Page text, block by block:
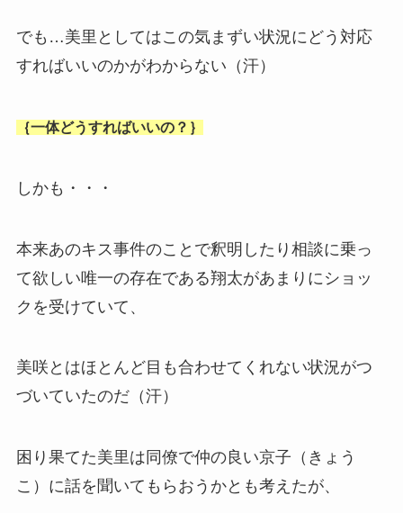
でも…美里としてはこの気まずい状況にどう対応
すればいいのかがわからない（汗）
｛一体どうすればいいの？｝
しかも・・・
本来あのキス事件のことで釈明したり相談に乗っ
て欲しい唯一の存在である翔太があまりにショッ
クを受けていて、
美咲とはほとんど目も合わせてくれない状況がつ
づいていたのだ（汗）
困り果てた美里は同僚で仲の良い京子（きょう
こ）に話を聞いてもらおうかとも考えたが、